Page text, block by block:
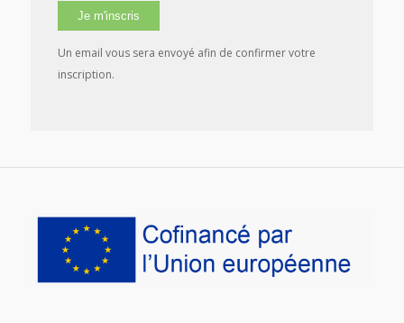
Un email vous sera envoyé afin de confirmer votre
inscription.